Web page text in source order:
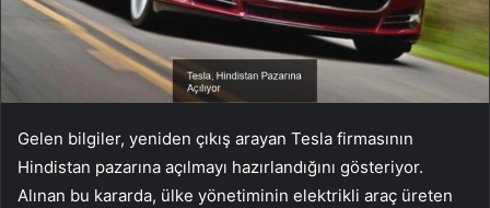
Gelen bilgiler, yeniden çıkış arayan Tesla firmasının
Hindistan pazarına açılmayı hazırlandığını gösteriyor.
Alınan bu kararda, ülke yönetiminin elektrikli araç üreten